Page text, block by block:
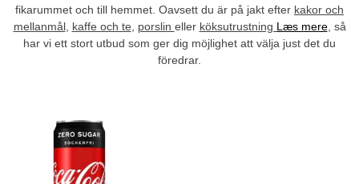
fikarummet och till hemmet. Oavsett du är på jakt efter kakor och
mellanmål, kaffe och te porslin eller köksutrustning Læs mere, så
har vi ett stort utbud som ger dig möjlighet att välja just det du
föredrar.